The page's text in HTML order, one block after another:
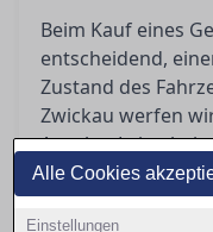
Alle Cookies
Einstellungen
Beim Kauf eines
entscheidend,
Zustand des
Zwickau werfen
Aspekte Laien
Probefahrt
Hier erfahren Sie